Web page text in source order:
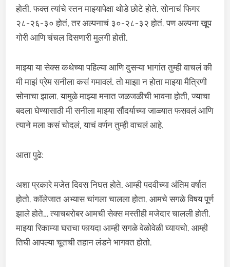
होती. फक्त त्यांचे स्तन माझ्यापेक्षा थोडे छोटे होते. सोनाचं फिगर
२८-२६-३० होतं, तर अल्पनाचं ३०-२८-३२ होतं. पण अल्पना खूप
गोरी आणि चंचल दिसणारी मुलगी होती.
माझ्या या सेक्स कथेच्या पहिल्या आणि दुसऱ्या भागांत तुम्ही वाचलं की
मी माझं प्रेम सनीला कसं गमावलं. तो माझा न होता माझ्या मैत्रिणी
सोनाचा झाला. यामुळे माझ्या मनात जळजळीची भावना होती, ज्याचा
बदला घेण्यासाठी मी सनीला माझ्या सौंदर्याच्या जाळ्यात फसवलं आणि
त्याने मला कसं चोदलं, याचं वर्णन तुम्ही वाचलं आहे.
आता पुढे:
अशा प्रकारे मजेत दिवस निघत होते. आम्ही पदवीच्या अंतिम वर्षात
होतो. कॉलेजात अभ्यास चांगला चालला होता. आमचे सगळे विषय पूर्ण
झाले होते… त्याचबरोबर आमची सेक्स मस्तीही मजेदार चालली होती.
माझ्या रिकाम्या घराचा फायदा आम्ही सगळे वेळोवेळी घ्यायचो. आम्ही
तिघी आपल्या चूतची तहान लंडने भागवत होतो.